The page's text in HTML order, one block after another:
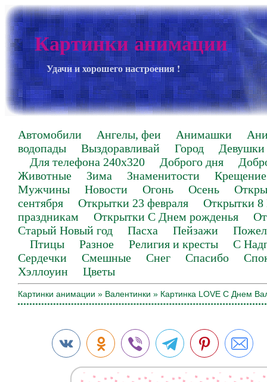
Картинки анимации
Удачи и хорошего настроения !
Автомобили Ангелы, феи Анимашки
водопады
Выздоравливай Город
Девушки
Для телефона 240х320
Доброго дня
Животные
Зима Знаменитости
Крещение
Мужчины
Новости Огонь Осень
сентября
Открытки 23 февраля
Открытки 8
праздникам
Открытки С Днем рожденья
Старый Новый год
Пасха Пейзажи
Птицы
Разное Религия и кресты
С
Сердечки
Смешные Снег Спасибо
Хэллоуин
Цветы
Картинки анимации » Валентинки » Картинка LOVE С Днем